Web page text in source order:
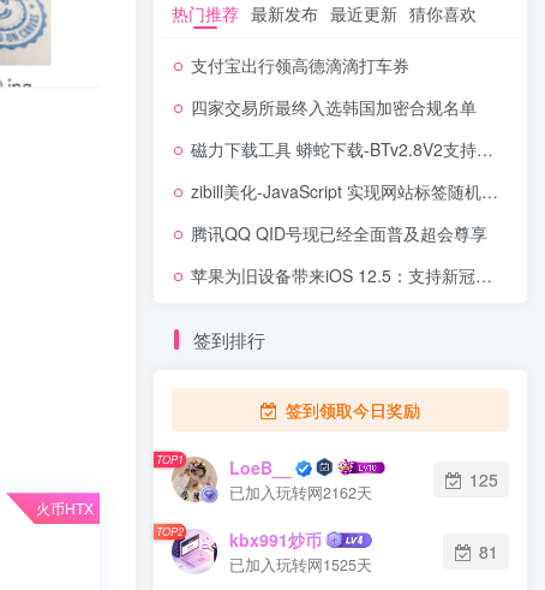
火币HTX
热门推荐 最新发布 最近更新 猜你喜欢
支付宝出行领高德滴滴打车券
四家交易所最终入选韩国加密合规名单
磁力下载工具 蟒蛇下载-BTv2.8V2支持下载各种资源
zibill美化-JavaScript 实现网站标签随机颜色
腾讯QQ QID号现已经全面普及超会尊享
苹果为旧设备带来iOS 12.5：支持新冠暴露通知功能
签到排行
签到领取今日奖励
TOP1 LoeB__
已加入玩转网2162天
125
TOP2 kbx991炒币
已加入玩转网1525天
81